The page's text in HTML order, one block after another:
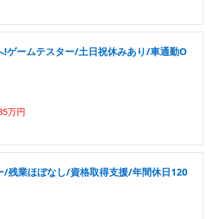
!ゲームテスター/土日祝休みあり/車通勤O
万円
/残業ほぼなし/資格取得支援/年間休日120